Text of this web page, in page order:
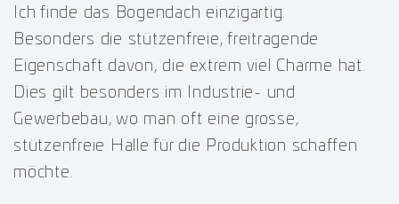
Ich finde das Bogendach einzigartig.
Besonders die stützenfreie, freitragende
Eigenschaft davon, die extrem viel Charme hat.
Dies gilt besonders im Industrie- und
Gewerbebau, wo man oft eine grosse,
stützenfreie Halle für die Produktion schaffen
möchte.